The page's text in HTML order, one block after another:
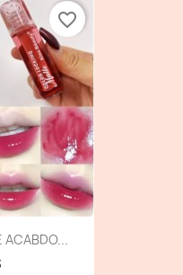
ACABDO...
favorite_border